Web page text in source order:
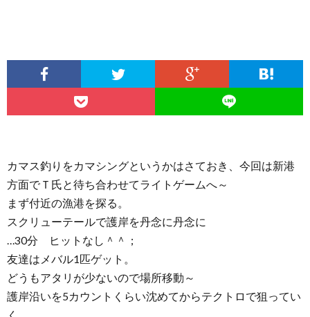
カマス釣りをカマシングというかはさておき、今回は新港
方面でＴ氏と待ち合わせてライトゲームへ～
まず付近の漁港を探る。
スクリューテールで護岸を丹念に丹念に
…30分 ヒットなし＾＾；
友達はメバル1匹ゲット。
どうもアタリが少ないので場所移動～
護岸沿いを5カウントくらい沈めてからテクトロで狙ってい